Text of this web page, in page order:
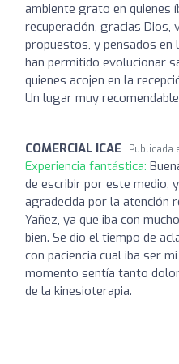
ambiente grato en quienes
recuperación, gracias Dios,
propuestos, y pensados en
han permitido evolucionar
quienes acojen en la
Un lugar muy
COMERCIAL ICAE Publicada
Experiencia fantástica:
de escribir por este medio,
agradecida por la atención
Yañez, ya que iba con
bien. Se dio el tiempo de
con paciencia cual iba ser
momento sentía tanto
de la kinesioterapia.